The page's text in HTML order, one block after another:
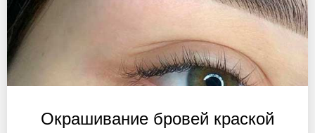
Окрашивание бровей краской